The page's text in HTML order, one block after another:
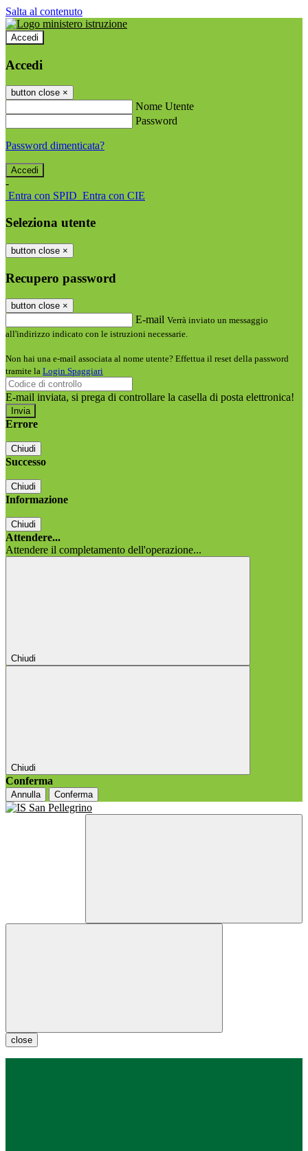
Salta al contenuto
Accedi
Accedi
button close ×
Nome Utente
Password
Password dimenticata?
-
Entra con SPID Entra con CIE
Seleziona utente
button close ×
Recupero password
button close ×
E-mail Verrà inviato un messaggio
all'indirizzo indicato con le istruzioni necessarie.
Non hai una e-mail associata al nome utente? Effettua il reset della password
tramite la Login Spaggiari
E-mail inviata, si prega di controllare la casella di posta elettronica!
Errore
Chiudi
Successo
Chiudi
Informazione
Chiudi
Attendere...
Attendere il completamento dell'operazione...
Chiudi
Chiudi
Conferma
Annulla Conferma
close